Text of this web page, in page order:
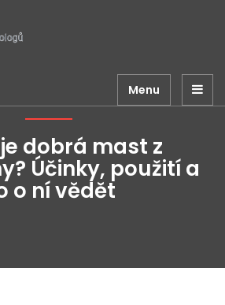
Menu
dobrá mast z
Účinky, použití a
o ní vědět